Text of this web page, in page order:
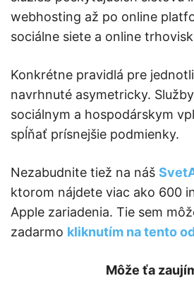
webhosting až po online
sociálne siete a online
Konkrétne pravidlá pre
navrhnuté asymetricky.
sociálnym a hospodárskym
spĺňať prísnejšie podmienky.
Nezabudnite tiež na náš
ktorom nájdete viac ako 600
Apple zariadenia. Tie sem
zadarmo kliknutím na tento
Môže ťa